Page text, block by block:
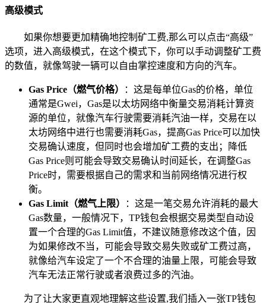
高级模式
如果你想要更加精确地控制矿工费,那么可以点击“高级”
选项，进入高级模式，在这个模式下，你可以手动调整矿工费
的数值，就像驾驶一辆可以自由掌控速度和方向的汽车。
Gas Price（燃气价格）
：这是每单位Gas的价格，单位
通常是Gwei，Gas是以太坊网络中衡量交易消耗计算资
源的单位，就像汽车行驶需要消耗汽油一样，交易在以
太坊网络中进行也需要消耗Gas，提高Gas Price可以加快
交易确认速度，但同时也会增加矿工费的支出；降低
Gas Price则可能会导致交易确认时间延长，在调整Gas
Price时，需要根据自己的需求和当前网络情况进行权
衡。
Gas Limit（燃气上限）
：这是一笔交易允许消耗的最大
Gas数量，一般情况下，TP钱包会根据交易类型自动设
置一个合理的Gas Limit值，不建议随意修改这个值，因
为如果修改不当，可能会导致交易失败或矿工费过高，
就像给汽车设定了一个不合理的油量上限，可能会导致
汽车无法正常行驶或者浪费过多的汽油。
为了让大家更直观地理解这些设置,我们插入一张TP钱包